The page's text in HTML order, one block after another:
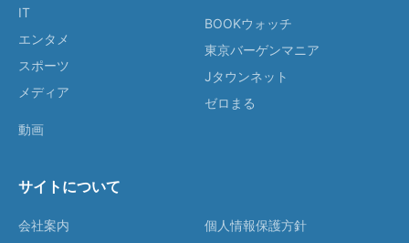
IT
エンタメ
スポーツ
メディア
動画
BOOKウォッチ
東京バーゲンマニア
Jタウンネット
ゼロまる
サイトについて
会社案内
個人情報保護方針